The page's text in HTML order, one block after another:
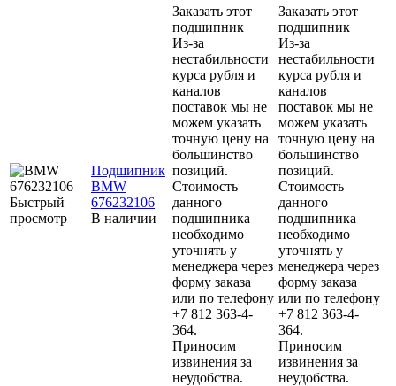
Быстрый
просмотр
Подшипник
BMW
676232106
В наличии
Заказать этот
подшипник
Из-за
нестабильности
курса рубля и
каналов
поставок мы не
можем указать
точную цену на
большинство
позиций.
Стоимость
данного
подшипника
необходимо
уточнять у
менеджера через
форму заказа
или по телефону
+7 812 363-4-
364.
Приносим
извинения за
неудобства.
Заказать этот
подшипник
Из-за
нестабильности
курса рубля и
каналов
поставок мы не
можем указать
точную цену на
большинство
позиций.
Стоимость
данного
подшипника
необходимо
уточнять у
менеджера через
форму заказа
или по телефону
+7 812 363-4-
364.
Приносим
извинения за
неудобства.